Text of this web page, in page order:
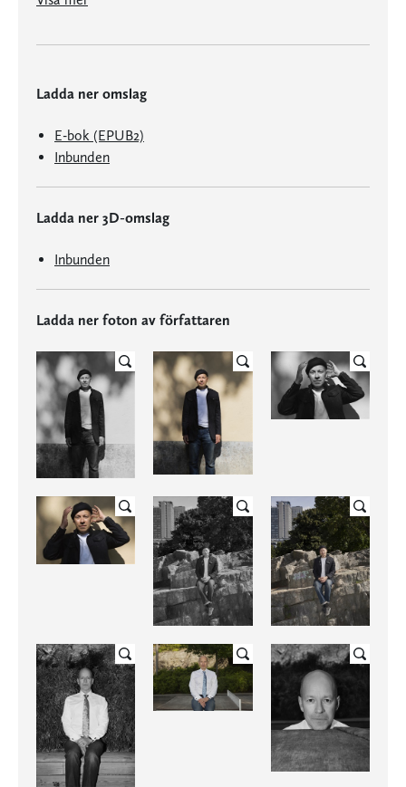
Ladda ner omslag
E-bok (EPUB2)
Inbunden
Ladda ner 3D-omslag
Inbunden
Ladda ner foton av författaren